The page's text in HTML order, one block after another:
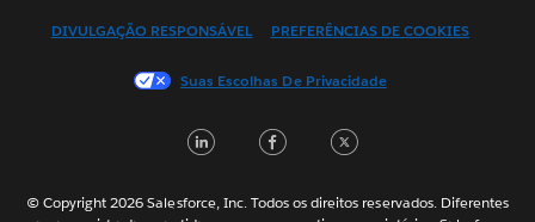
Français (Canada)
日本語
Nederlands
DIVULGAÇÃO RESPONSÁVEL PREFERÊNCIAS DE COOKIES
Suas Escolhas De Privacidade
LinkedInFacebook
© Copyright 2026 Salesforce, Inc. Todos os direitos reservados. Diferentes